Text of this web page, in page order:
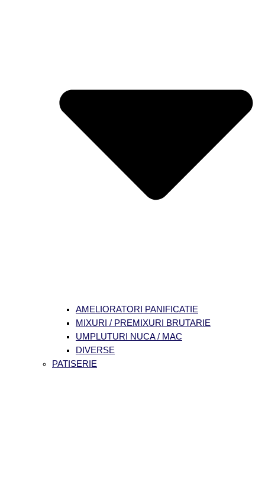
AMELIORATORI PANIFICATIE
MIXURI / PREMIXURI BRUTARIE
UMPLUTURI NUCA / MAC
DIVERSE
PATISERIE